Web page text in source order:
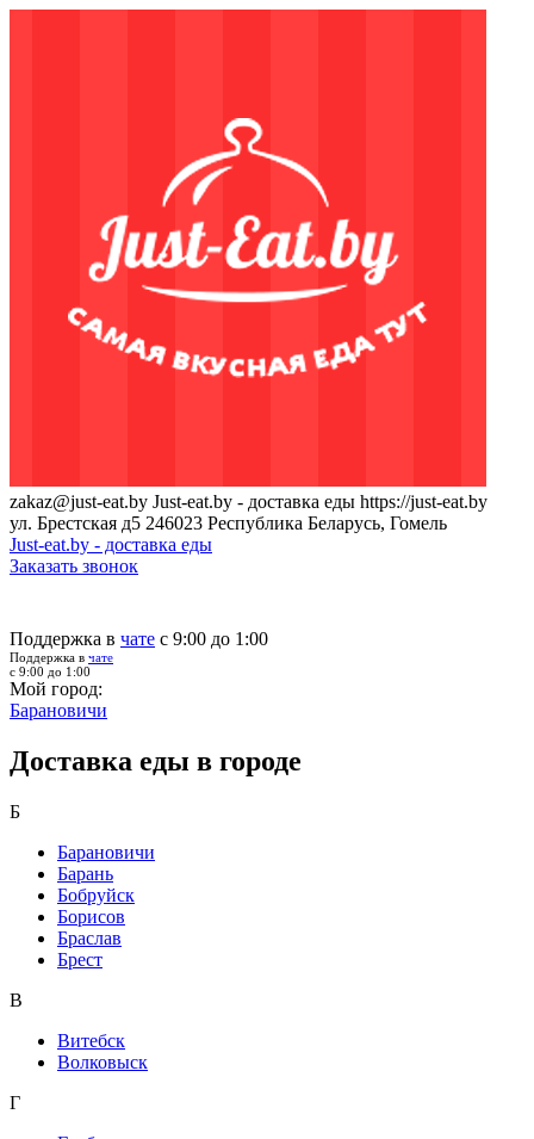
zakaz@just-eat.by Just-eat.by - доставка еды https://just-eat.by
ул. Брестская д5 246023 Республика Беларусь, Гомель
Just-eat.by - доставка еды
Заказать звонок
Поддержка в чате с 9:00 до 1:00
Поддержка в чате
с 9:00 до 1:00
Мой город:
Барановичи
Доставка еды в городе
Б
Барановичи
Барань
Бобруйск
Борисов
Браслав
Брест
В
Витебск
Волковыск
Г